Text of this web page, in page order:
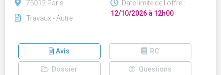
75012 Paris
Travaux - Autre
Date limite de l'offre :
12/10/2026 à 12h00
Avis RC
Dossier Questions